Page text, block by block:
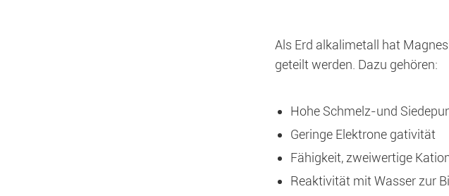
Als Erd alkalimetall hat
geteilt werden. Dazu gehören:
Hohe Schmelz-und
Geringe Elektrone gativität
Fähigkeit, zweiwertige
Reaktivität mit Wasser zur